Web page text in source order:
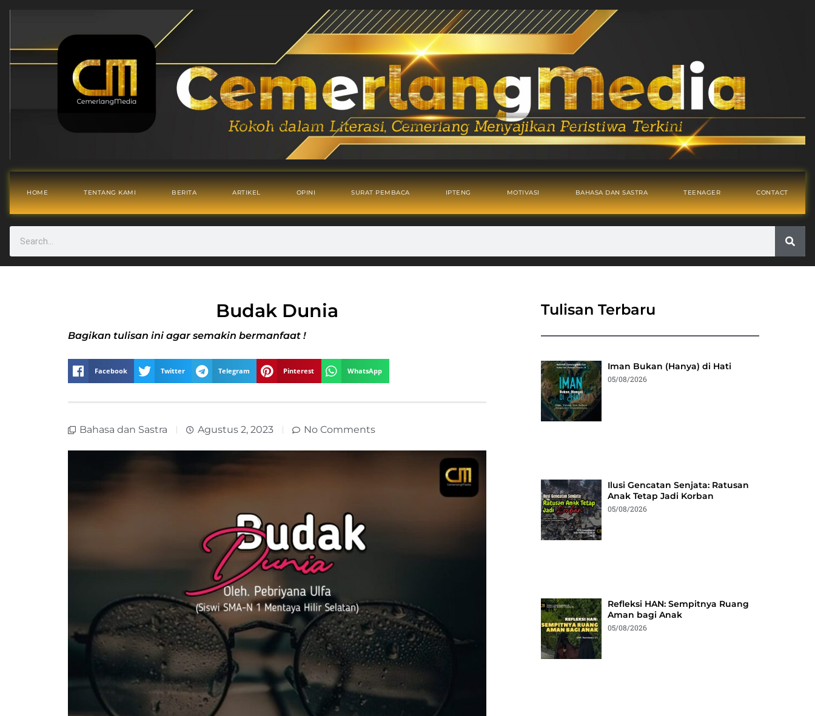
HOME TENTANG KAMI BERITA ARTIKEL OPINI SURAT PEMBACA IPTENG MOTIVASI BAHASA DAN SASTRA TEENAGER CONTACT
Budak Dunia
Bagikan tulisan ini agar semakin bermanfaat !
Facebook Twitter Telegram Pinterest WhatsApp
Bahasa dan Sastra Agustus 2, 2023 No Comments
Tulisan Terbaru
Iman Bukan (Hanya) di Hati
05/08/2026
Ilusi Gencatan Senjata: Ratusan
Anak Tetap Jadi Korban
05/08/2026
Refleksi HAN: Sempitnya Ruang
Aman bagi Anak
05/08/2026